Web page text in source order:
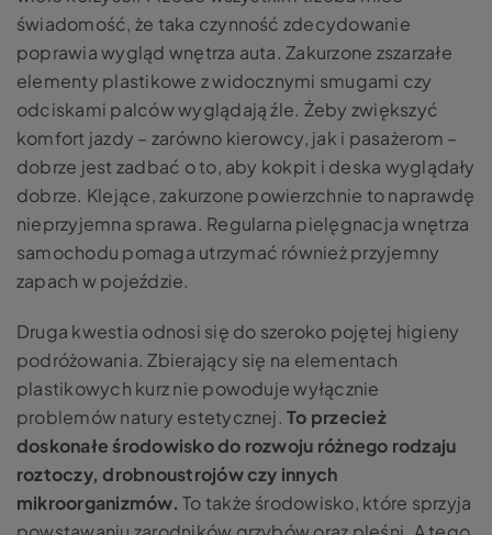
świadomość, że taka czynność zdecydowanie
poprawia wygląd wnętrza auta. Zakurzone zszarzałe
elementy plastikowe z widocznymi smugami czy
odciskami palców wyglądają źle. Żeby zwiększyć
komfort jazdy – zarówno kierowcy, jak i pasażerom –
dobrze jest zadbać o to, aby kokpit i deska wyglądały
dobrze. Klejące, zakurzone powierzchnie to naprawdę
nieprzyjemna sprawa. Regularna pielęgnacja wnętrza
samochodu pomaga utrzymać również przyjemny
zapach w pojeździe.
Druga kwestia odnosi się do szeroko pojętej higieny
podróżowania. Zbierający się na elementach
plastikowych kurz nie powoduje wyłącznie
problemów natury estetycznej.To przecież
doskonałe środowisko do rozwoju różnego rodzaju
roztoczy, drobnoustrojów czy innych
mikroorganizmów. To także środowisko, które sprzyja